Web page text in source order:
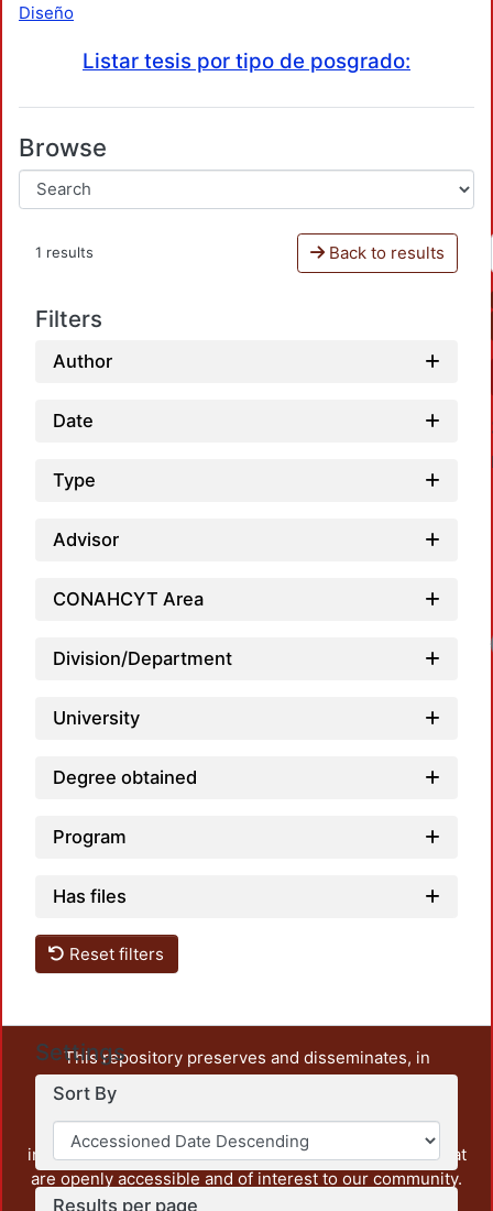
Diseño
Listar tesis por tipo de posgrado:
Browse
1 results Back to results
Filters
Author
Date
Type
Advisor
CONAHCYT Area
Division/Department
University
Degree obtained
Program
Has files
Reset filters
Settings
Sort By
Results per page
This repository preserves and disseminates, in
unrestricted open access, the teaching and research
output of UAM Azcapotzalco. It also includes some
administrative and graphic documents from the
institution, as well as content from other institutions that
are openly accessible and of interest to our community.